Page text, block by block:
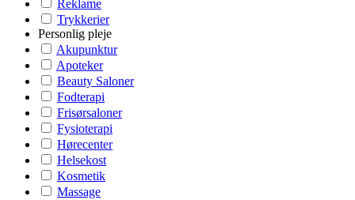
Reklame
Trykkerier
Personlig pleje
Akupunktur
Apoteker
Beauty Saloner
Fodterapi
Frisørsaloner
Fysioterapi
Hørecenter
Helsekost
Kosmetik
Massage